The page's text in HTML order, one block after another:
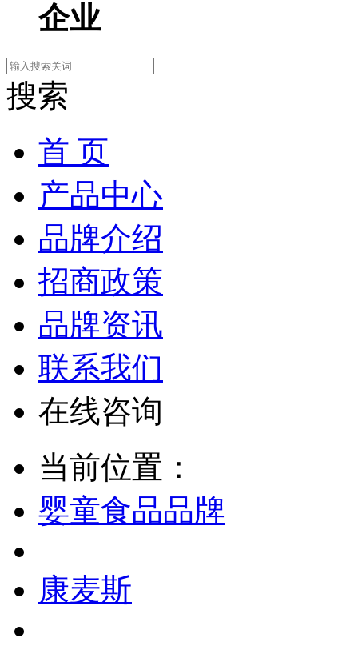
企业
搜索
首 页
产品中心
品牌介绍
招商政策
品牌资讯
联系我们
在线咨询
当前位置：
婴童食品品牌
康麦斯